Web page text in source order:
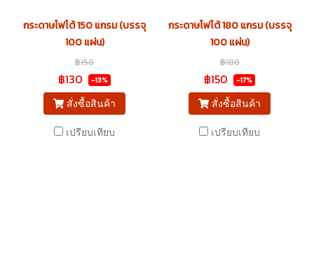
กระดาษโฟโต้ 150 แกรม (บรรจุ
100 แผ่น)
฿150
฿130 -13%
สั่งซื้อสินค้า
เปรียบเทียบ
กระดาษโฟโต้ 180 แกรม (บรรจุ
100 แผ่น)
฿180
฿150 -17%
สั่งซื้อสินค้า
เปรียบเทียบ